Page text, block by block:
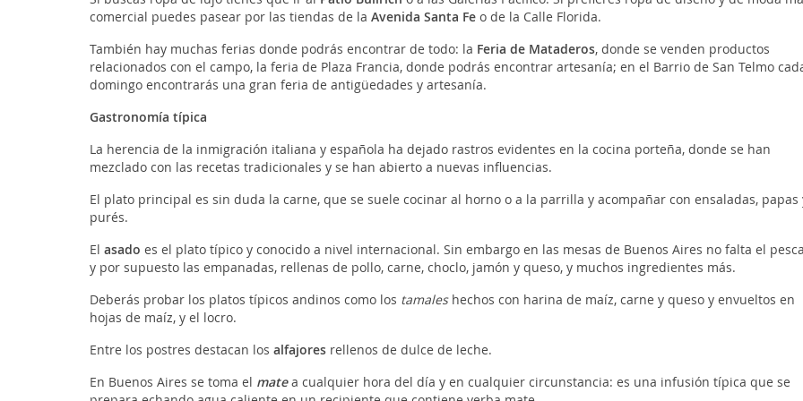
comercial puedes pasear por las tiendas de la Avenida Santa Feo de la Calle Florida.
También hay muchas ferias donde podrás encontrar de todo: la Feria de Mataderos, donde se venden productos
relacionados con el campo, la feria de Plaza Francia, donde podrás encontrar artesanía; en el Barrio de San Telmo
domingo encontrarás una gran feria de antigüedades y artesanía.
Gastronomía típica
La herencia de la inmigración italiana y española ha dejado rastros evidentes en la cocina porteña, donde se han
mezclado con las recetas tradicionales y se han abierto a nuevas influencias.
El plato principal es sin duda la carne, que se suele cocinar al horno o a la parrilla y acompañar con ensaladas, papas
purés.
El asado es el plato típico y conocido a nivel internacional. Sin embargo en las mesas de Buenos Aires no falta el
y por supuesto las empanadas, rellenas de pollo, carne, choclo, jamón y queso, y muchos ingredientes más.
Deberás probar los platos típicos andinos como los tamales hechos con harina de maíz, carne y queso y envueltos en
hojas de maíz, y el locro.
Entre los postres destacan los alfajores rellenos de dulce de leche.
En Buenos Aires se toma el matea cualquier hora del día y en cualquier circunstancia: es una infusión típica que se